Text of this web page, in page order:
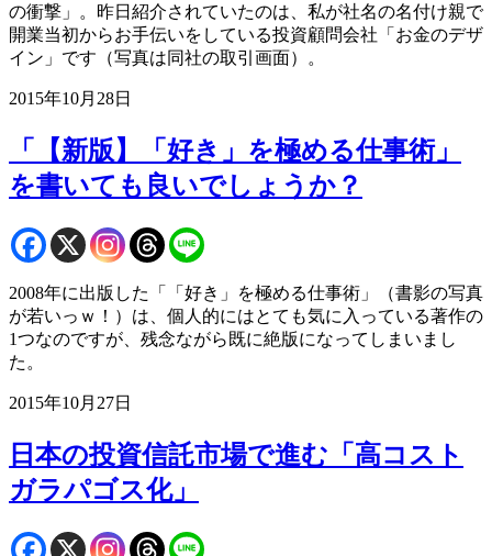
の衝撃」。昨日紹介されていたのは、私が社名の名付け親で
開業当初からお手伝いをしている投資顧問会社「お金のデザ
イン」です（写真は同社の取引画面）。
2015年10月28日
「【新版】「好き」を極める仕事術」
を書いても良いでしょうか？
2008年に出版した「「好き」を極める仕事術」（書影の写真
が若いっｗ！）は、個人的にはとても気に入っている著作の
1つなのですが、残念ながら既に絶版になってしまいまし
た。
2015年10月27日
日本の投資信託市場で進む「高コスト
ガラパゴス化」